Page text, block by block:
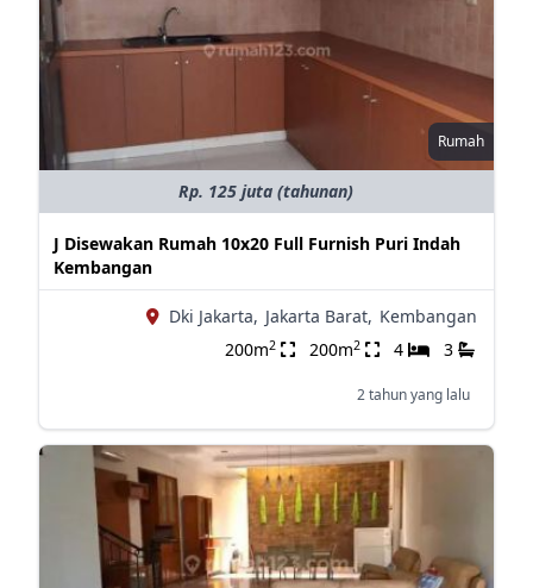
Rumah
Rp. 125 juta (tahunan)
J Disewakan Rumah 10x20 Full Furnish Puri Indah
Kembangan
Dki Jakarta, Jakarta Barat, Kembangan
200m2 200m2 4 3
2 tahun yang lalu